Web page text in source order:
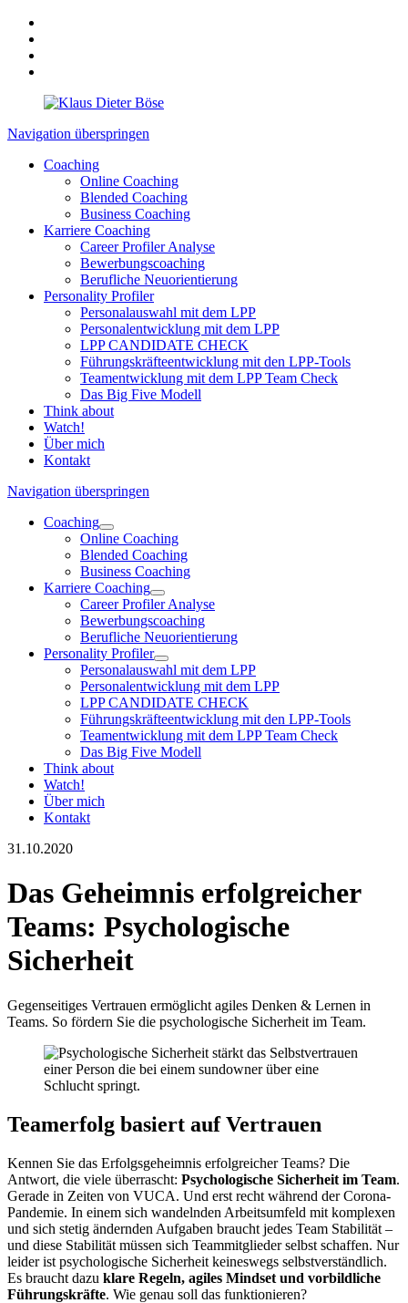
Navigation überspringen
Coaching
Online Coaching
Blended Coaching
Business Coaching
Karriere Coaching
Career Profiler Analyse
Bewerbungscoaching
Berufliche Neuorientierung
Personality Profiler
Personalauswahl mit dem LPP
Personalentwicklung mit dem LPP
LPP CANDIDATE CHECK
Führungskräfteentwicklung mit den LPP-Tools
Teamentwicklung mit dem LPP Team Check
Das Big Five Modell
Think about
Watch!
Über mich
Kontakt
Navigation überspringen
Coaching
Online Coaching
Blended Coaching
Business Coaching
Karriere Coaching
Career Profiler Analyse
Bewerbungscoaching
Berufliche Neuorientierung
Personality Profiler
Personalauswahl mit dem LPP
Personalentwicklung mit dem LPP
LPP CANDIDATE CHECK
Führungskräfteentwicklung mit den LPP-Tools
Teamentwicklung mit dem LPP Team Check
Das Big Five Modell
Think about
Watch!
Über mich
Kontakt
31.10.2020
Das Geheimnis erfolg­reicher
Teams: Psycho­logische
Sicherheit
Gegenseitiges Vertrauen ermöglicht agiles Denken & Lernen in
Teams. So fördern Sie die psychologische Sicherheit im Team.
Teamerfolg basiert auf Vertrauen
Kennen Sie das Erfolgsgeheimnis erfolgreicher Teams? Die
Antwort, die viele überrascht: Psychologische Sicherheit im Team.
Gerade in Zeiten von VUCA. Und erst recht während der Corona-
Pandemie. In einem sich wandelnden Arbeitsumfeld mit komplexen
und sich stetig ändernden Aufgaben braucht jedes Team Stabilität –
und diese Stabilität müssen sich Teammitglieder selbst schaffen. Nur
leider ist psychologische Sicherheit keineswegs selbstverständlich.
Es braucht dazu klare Regeln, agiles Mindset und vorbildliche
Führungskräfte. Wie genau soll das funktionieren?